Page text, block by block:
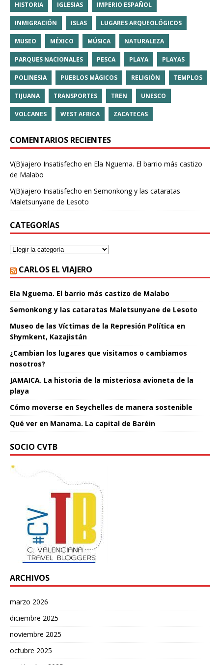
HISTORIA IGLESIAS IMPERIO ESPAÑOL
INMIGRACIÓN ISLAS LUGARES ARQUEOLÓGICOS
MUSEO MÉXICO MÚSICA NATURALEZA
PARQUES NACIONALES PESCA PLAYA PLAYAS
POLINESIA PUEBLOS MÁGICOS RELIGIÓN TEMPLOS
TIJUANA TRANSPORTES TREN UNESCO
VOLCANES WEST AFRICA ZACATECAS
COMENTARIOS RECIENTES
V(B)iajero Insatisfecho en Ela Nguema. El barrio más castizo
de Malabo
V(B)iajero Insatisfecho en Semonkong y las cataratas
Maletsunyane de Lesoto
CATEGORÍAS
CARLOS EL VIAJERO
Ela Nguema. El barrio más castizo de Malabo
Semonkong y las cataratas Maletsunyane de Lesoto
Museo de las Víctimas de la Represión Política en
Shymkent, Kazajistán
¿Cambian los lugares que visitamos o cambiamos
nosotros?
JAMAICA. La historia de la misteriosa avioneta de la
playa
Cómo moverse en Seychelles de manera sostenible
Qué ver en Manama. La capital de Baréin
SOCIO CVTB
ARCHIVOS
marzo 2026
diciembre 2025
noviembre 2025
octubre 2025